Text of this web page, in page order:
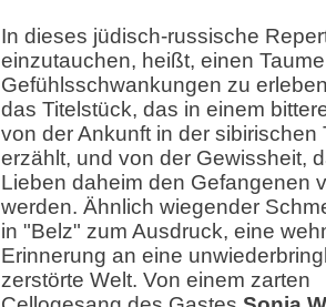
In dieses jüdisch-russische
einzutauchen, heißt, einen
Gefühlsschwankungen zu
das Titelstück, das in einem
von der Ankunft in der sibirischen
erzählt, und von der Gewissheit,
Lieben daheim den Gefangenen
werden. Ähnlich wiegender
in "Belz" zum Ausdruck, eine
Erinnerung an eine
zerstörte Welt. Von einem zarten